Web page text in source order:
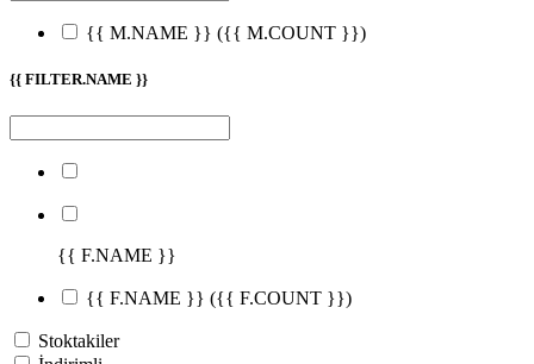
{{ M.NAME }} ({{ M.COUNT }})
{{ FILTER.NAME }}
{{ F.NAME }}
{{ F.NAME }} ({{ F.COUNT }})
Stoktakiler